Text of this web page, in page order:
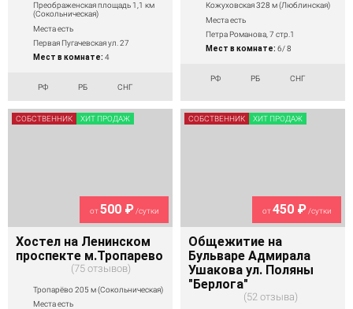
Преображенская площадь 1,1 км
(Сокольническая)
Места есть
Первая Пугачевская ул. 27
Мест в комнате: 4
РФ РБ СНГ
Кожуховская 328 м (Люблинская)
Места есть
Петра Романова, 7 стр.1
Мест в комнате: 6/ 8
РФ РБ СНГ
от500 ₽/сутки
Хостел на Ленинском
проспекте м.Тропарево
75 отзывов
Тропарёво 205 м (Сокольническая)
Места есть
СОБСТВЕННИК ХИТ ПРОДАЖ
от450 ₽/сутки
Общежитие на
Бульваре Адмирала
Ушакова ул. Поляны
"Берлога"
52 отзыва
СОБСТВЕННИК ХИТ ПРОДАЖ